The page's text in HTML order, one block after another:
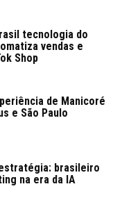
tecnologia do
vendas e
Shop
de Manicoré
e São Paulo
brasileiro
na era da IA